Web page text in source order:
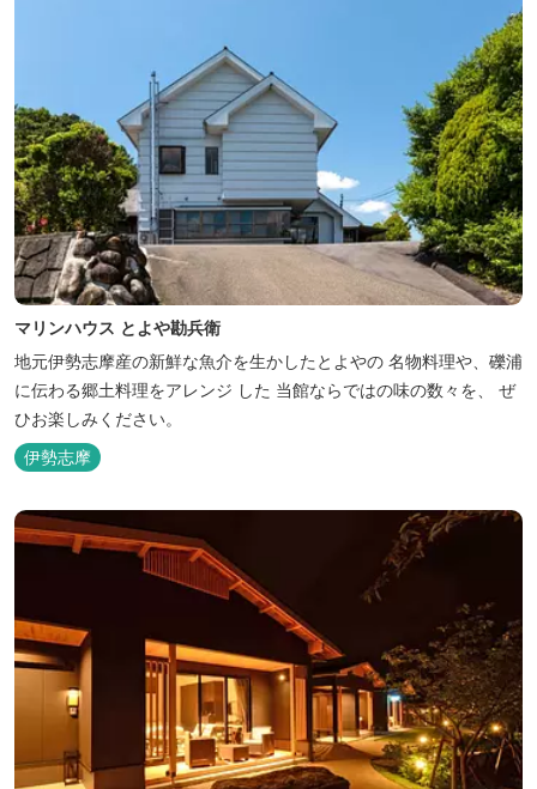
マリンハウス とよや勘兵衛
地元伊勢志摩産の新鮮な魚介を生かしたとよやの 名物料理や、礫浦
に伝わる郷土料理をアレンジ した 当館ならではの味の数々を、 ぜ
ひお楽しみください。
伊勢志摩